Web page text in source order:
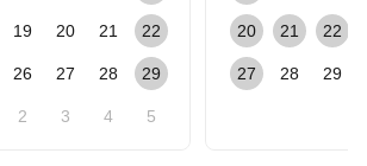
19 20 21 22
26 27 28 29
2 3 4 5
20 21 22
27 28 29